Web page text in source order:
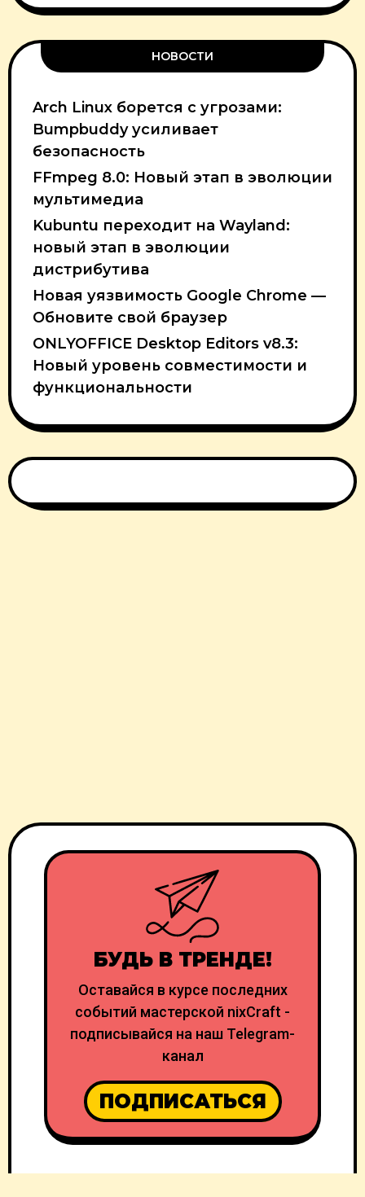
НОВОСТИ
Arch Linux борется с угрозами:
Bumpbuddy усиливает
безопасность
FFmpeg 8.0: Новый этап в эволюции
мультимедиа
Kubuntu переходит на Wayland:
новый этап в эволюции
дистрибутива
Новая уязвимость Google Chrome —
Обновите свой браузер
ONLYOFFICE Desktop Editors v8.3:
Новый уровень совместимости и
функциональности
БУДЬ В ТРЕНДЕ!
Оставайся в курсе последних
событий мастерской nixCraft -
подписывайся на наш Telegram-
канал
ПОДПИСАТЬСЯ